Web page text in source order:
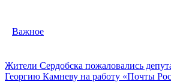
Важное
Жители Сердобска пожаловались
Георгию Камневу на работу «Почты